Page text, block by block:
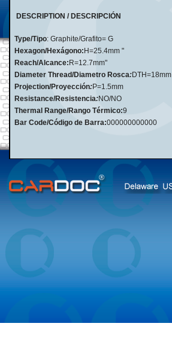
DESCRIPTION / DESCRIPCIÓN
Type/Tipo: Graphite/Grafito= G
Hexagon/Hexágono: H=25.4mm "
Reach/Alcance: R=12.7mm"
Diameter Thread/Diametro Rosca:DTH=18mm
Projection/Proyección:P=1.5mm
Resistance/Resistencia:NO/NO
Thermal Range/Rango Térmico:9
Bar Code/Código de Barra:000000000000